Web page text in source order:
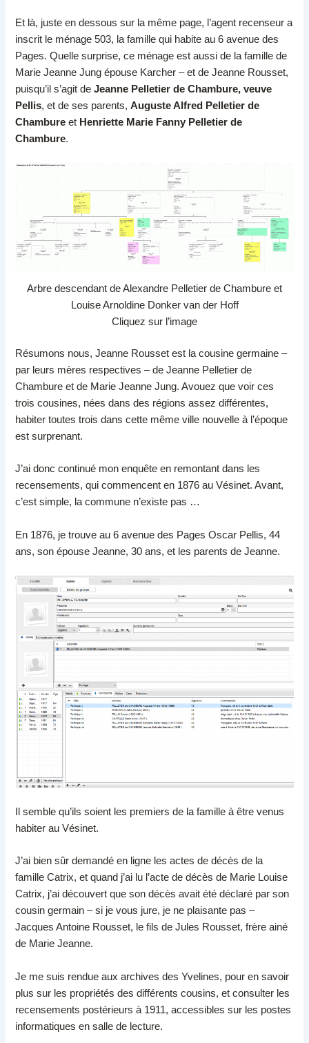
Et là, juste en dessous sur la même page, l’agent recenseur a
inscrit le ménage 503, la famille qui habite au 6 avenue des
Pages. Quelle surprise, ce ménage est aussi de la famille de
Marie Jeanne Jung épouse Karcher – et de Jeanne Rousset,
puisqu’il s’agit deJeanne Pelletier de Chambure, veuve
Pellis, et de ses parents,Auguste Alfred Pelletier de
Chambure et Henriette Marie Fanny Pelletier de
Chambure.
Arbre descendant de Alexandre Pelletier de Chambure et
Louise Arnoldine Donker van der Hoff
Cliquez sur l’image
Résumons nous, Jeanne Rousset est la cousine germaine –
par leurs mères respectives – de Jeanne Pelletier de
Chambure et de Marie Jeanne Jung. Avouez que voir ces
trois cousines, nées dans des régions assez différentes,
habiter toutes trois dans cette même ville nouvelle à l’époque
est surprenant.
J’ai donc continué mon enquête en remontant dans les
recensements, qui commencent en 1876 au Vésinet. Avant,
c’est simple, la commune n’existe pas …
En 1876, je trouve au 6 avenue des Pages Oscar Pellis, 44
ans, son épouse Jeanne, 30 ans, et les parents de Jeanne.
Il semble qu’ils soient les premiers de la famille à être venus
habiter au Vésinet.
J’ai bien sûr demandé en ligne les actes de décès de la
famille Catrix, et quand j’ai lu l’acte de décès de Marie Louise
Catrix, j’ai découvert que son décès avait été déclaré par son
cousin germain – si je vous jure, je ne plaisante pas –
Jacques Antoine Rousset, le fils de Jules Rousset, frère ainé
de Marie Jeanne.
Je me suis rendue aux archives des Yvelines, pour en savoir
plus sur les propriétés des différents cousins, et consulter les
recensements postérieurs à 1911, accessibles sur les postes
informatiques en salle de lecture.